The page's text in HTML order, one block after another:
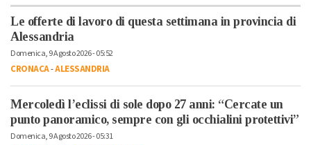
Le offerte di lavoro di questa settimana in provincia di
Alessandria
Domenica, 9 Agosto 2026 - 05:52
CRONACA-ALESSANDRIA
Mercoledì l’eclissi di sole dopo 27 anni: “Cercate un
punto panoramico, sempre con gli occhialini protettivi”
Domenica, 9 Agosto 2026 - 05:31